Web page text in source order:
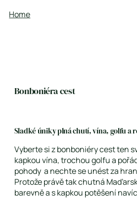
Home
Bonboniéra cest
Sladké úniky plná chutí, vína, golfu a
Vyberte si z bonboniéry cest ten
kapkou vína, trochou golfu a
pohody a nechte se unést za
Protože právě tak chutná
barevně a s kapkou potěšení